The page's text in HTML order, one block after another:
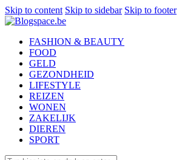
Skip to content Skip to sidebar Skip to footer
FASHION & BEAUTY
FOOD
GELD
GEZONDHEID
LIFESTYLE
REIZEN
WONEN
ZAKELIJK
DIEREN
SPORT